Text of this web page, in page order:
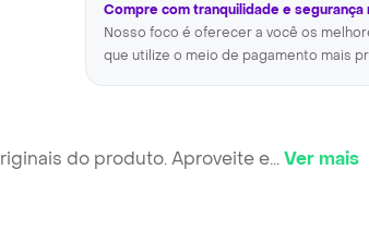
Compre com tranquilidade e segurança
Nosso foco é oferecer a você os
que utilize o meio de pagamento mais
do produto. Aproveite e...Ver mais